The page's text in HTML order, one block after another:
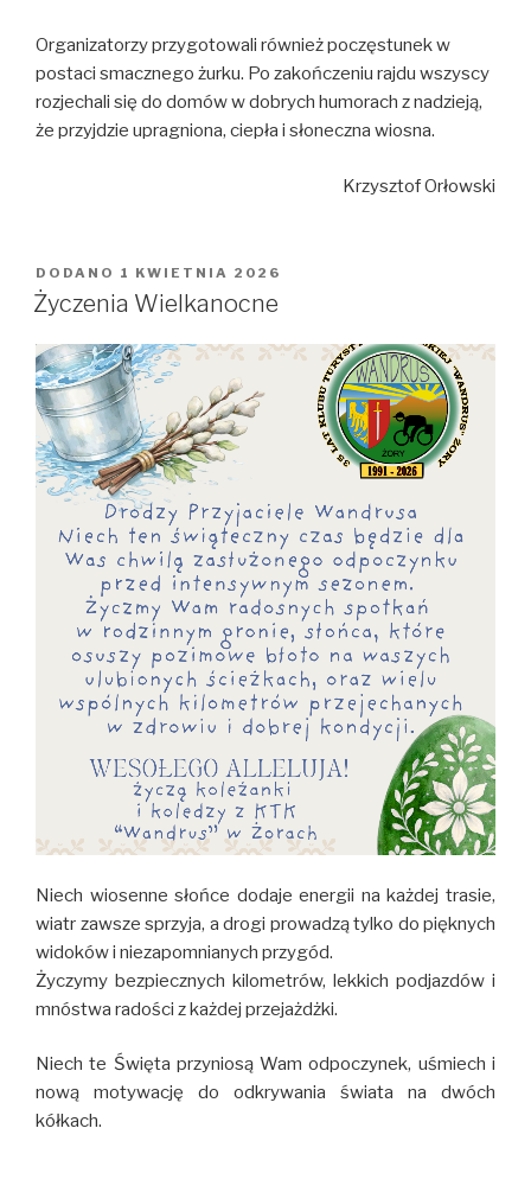
Organizatorzy przygotowali również poczęstunek w
postaci smacznego żurku. Po zakończeniu rajdu wszyscy
rozjechali się do domów w dobrych humorach z nadzieją,
że przyjdzie upragniona, ciepła i słoneczna wiosna.
Krzysztof Orłowski
DODANO OPUBLIKOWANE
W
1 KWIETNIA 2026
Życzenia Wielkanocne
Niech wiosenne słońce dodaje energii na każdej trasie,
wiatr zawsze sprzyja, a drogi prowadzą tylko do pięknych
widoków i niezapomnianych przygód.
Życzymy bezpiecznych kilometrów, lekkich podjazdów i
mnóstwa radości z każdej przejażdżki.
Niech te Święta przyniosą Wam odpoczynek, uśmiech i
nową motywację do odkrywania świata na dwóch
kółkach.